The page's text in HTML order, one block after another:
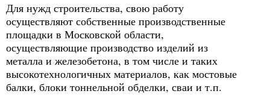
Для нужд строительства, свою работу
осуществляют собственные производственные
площадки в Московской области,
осуществляющие производство изделий из
металла и железобетона, в том числе и таких
высокотехнологичных материалов, как мостовые
балки, блоки тоннельной обделки, сваи и т.п.